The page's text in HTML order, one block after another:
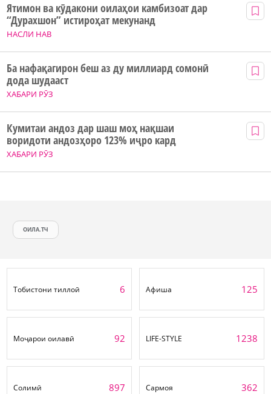
НАСЛИ НАВ
Ятимон ва кӯдакони оилаҳои камбизоат дар
“Дурахшон” истироҳат мекунанд
ХАБАРИ РӮЗ
Ба нафақагирон беш аз ду миллиард сомонӣ
дода шудааст
ХАБАРИ РӮЗ
Кумитаи андоз дар шаш моҳ нақшаи
воридоти андозҳоро 123% иҷро кард
ОИЛА.ТЧ
Тобистони тиллоӣ 6 Афиша 125
Моҷарои оилавӣ 92 LIFE-STYLE 1238
Солимӣ 897 Сармоя 362